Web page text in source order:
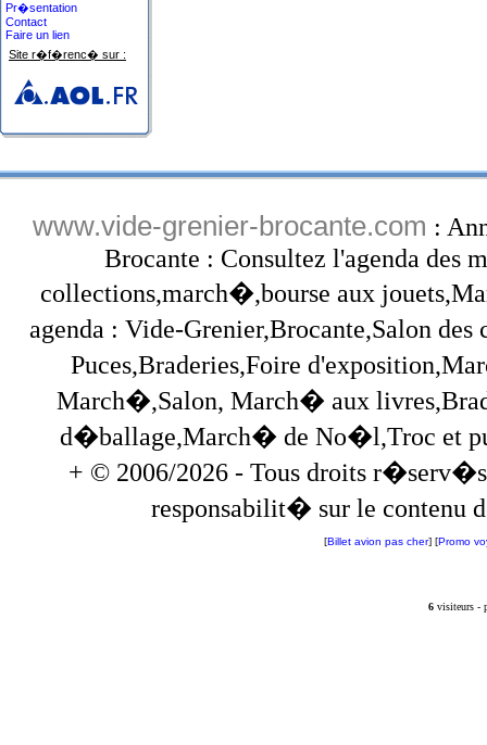
Pr�sentation
Contact
Faire un lien
Site r�f�renc� sur :
www.vide-grenier-brocante.com :
Brocante : Consultez l'agenda des
collections,march�,bourse aux
agenda : Vide-Grenier,Brocante,Salon
Puces,Braderies,Foire
March�,Salon, March� aux
d�ballage,March� de No�l,Troc et
+ © 2006/2026 - Tous droits
responsabilit� sur le contenu
[Billet avion pas cher] [Promo
6visiteurs -